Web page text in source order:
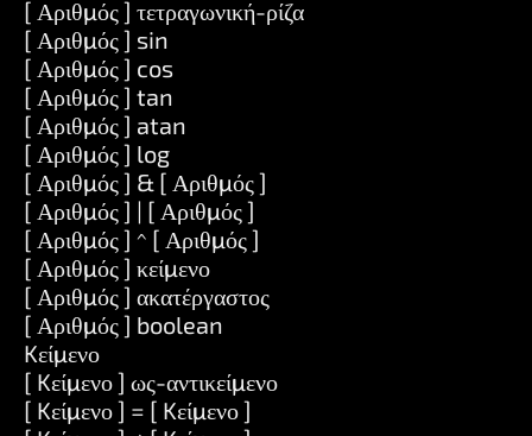
[ Αριθμός ] τετραγωνική-ρίζα
[ Αριθμός ] sin
[ Αριθμός ] cos
[ Αριθμός ] tan
[ Αριθμός ] atan
[ Αριθμός ] log
[ Αριθμός ] & [ Αριθμός ]
[ Αριθμός ] | [ Αριθμός ]
[ Αριθμός ] ^ [ Αριθμός ]
[ Αριθμός ] κείμενο
[ Αριθμός ] ακατέργαστος
[ Αριθμός ] boolean
Kείμενο
[ Kείμενο ] ως-αντικείμενο
[ Kείμενο ] = [ Kείμενο ]